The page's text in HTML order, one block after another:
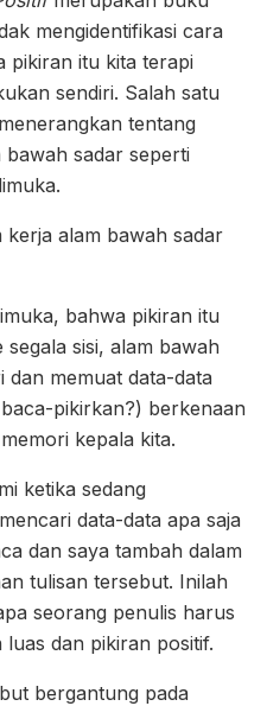
mengidentifikasi cara
pikiran itu kita terapi
sendiri. Salah satu
tentang
sadar seperti
kerja alam bawah sadar
bahwa pikiran itu
sisi, alam bawah
dan memuat data-data
pikirkan?) berkenaan
kepala kita.
ketika sedang
data-data apa saja
dan saya tambah dalam
tulisan tersebut. Inilah
seorang penulis harus
dan pikiran positif.
bergantung pada